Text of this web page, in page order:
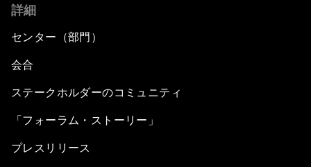
詳細
センター（部門）
会合
ステークホルダーのコミュニティ
「フォーラム・ストーリー」
プレスリリース